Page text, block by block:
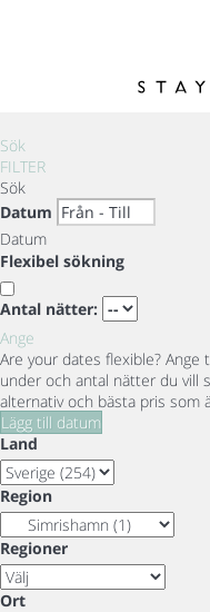
Sök
FILTER
Sök
Datum
Datum
Flexibel sökning
Antal nätter:
Ange
Are your dates flexible? Ange
under och antal nätter du vill
alternativ och bästa pris som
Lägg till datum
Land
Region
Regioner
Ort